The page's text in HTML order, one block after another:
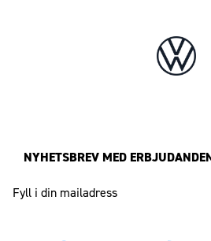
NYHETSBREV MED